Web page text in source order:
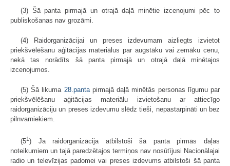
(3) Šā panta pirmajā un otrajā daļā minētie izcenojumi pēc to
publiskošanas nav grozāmi.
(4) Raidorganizācijai un preses izdevumam aizliegts izvietot
priekšvēlēšanu aģitācijas materiālus par augstāku vai zemāku cenu,
nekā tas norādīts šā panta pirmajā un otrajā daļā minētajos
izcenojumos.
(5) Šā likuma 28.pantapirmajā daļā minētās personas līgumu par
priekšvēlēšanu aģitācijas materiālu izvietošanu ar attiecīgo
raidorganizāciju un preses izdevumu slēdz tieši, nepastarpināti un bez
pilnvarniekiem.
(51) Ja raidorganizācija atbilstoši šā panta pirmās daļas
noteikumiem un tajā paredzētajos termiņos nav nosūtījusi Nacionālajai
radio un televīzijas padomei vai preses izdevums atbilstoši šā panta